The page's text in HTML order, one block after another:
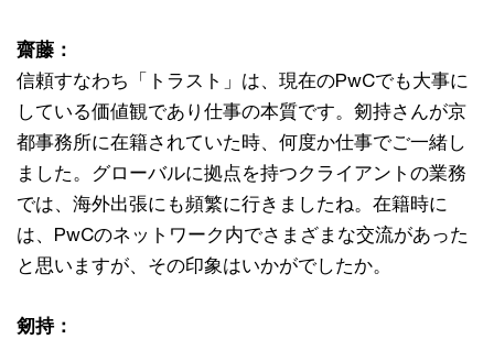
齋藤：
信頼すなわち「トラスト」は、現在のPwCでも大事に
している価値観であり仕事の本質です。剱持さんが京
都事務所に在籍されていた時、何度か仕事でご一緒し
ました。グローバルに拠点を持つクライアントの業務
では、海外出張にも頻繁に行きましたね。在籍時に
は、PwCのネットワーク内でさまざまな交流があった
と思いますが、その印象はいかがでしたか。
剱持：